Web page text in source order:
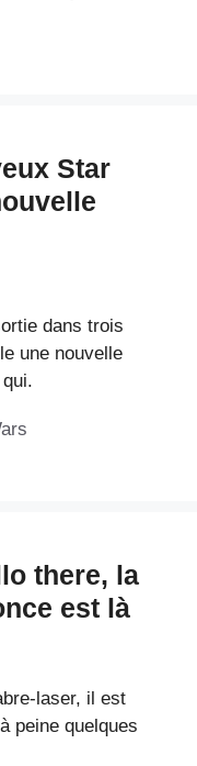
Star
dans trois
une nouvelle
there, la
est là
laser, il est
peine quelques